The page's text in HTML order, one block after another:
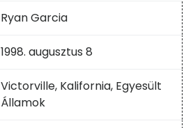
Ryan Garcia
1998. augusztus 8
Victorville, Kalifornia, Egyesült
Államok